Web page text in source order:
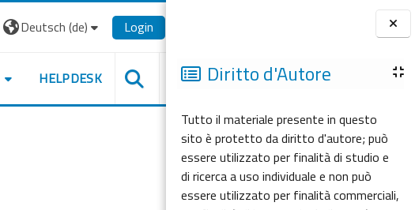
Blöcke
Diritto d'Autore
Tutto il materiale presente in questo
sito è protetto da diritto d'autore; può
essere utilizzato per finalità di studio e
di ricerca a uso individuale e non può
essere utilizzato per finalità commerciali,
Deutsch ‎(de)‎ Login
HELPDESK